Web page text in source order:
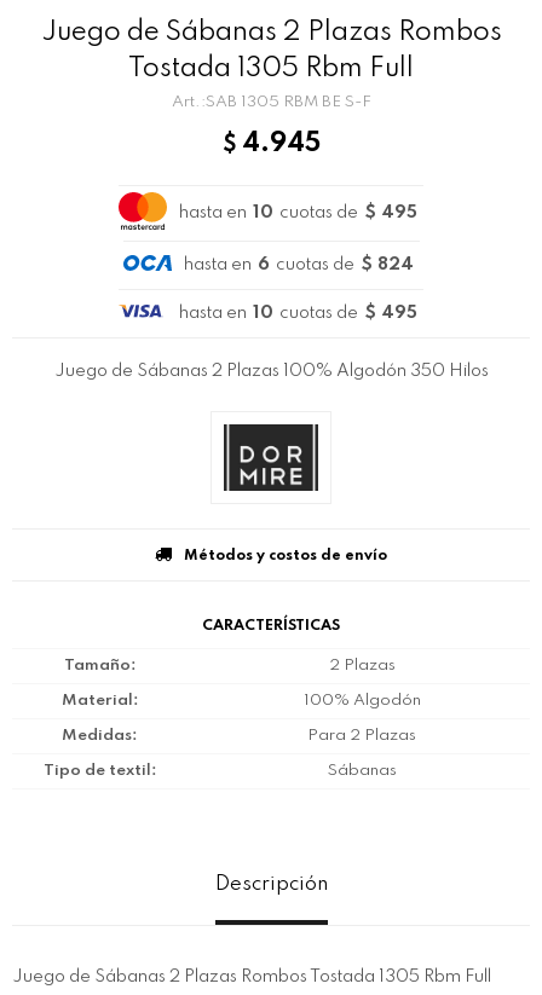
Juego de Sábanas 2 Plazas Rombos
Tostada 1305 Rbm Full
SAB 1305 RBM BE S-F
$ 4.945
hasta en 10 cuotas de $ 495
hasta en 6 cuotas de $ 824
hasta en 10 cuotas de $ 495
Juego de Sábanas 2 Plazas 100% Algodón 350 Hilos
Métodos y costos de envío
CARACTERÍSTICAS
Tamaño 2 Plazas
Material 100% Algodón
Medidas Para 2 Plazas
Tipo de textil Sábanas
Descripción
Juego de Sábanas 2 Plazas Rombos Tostada 1305 Rbm Full